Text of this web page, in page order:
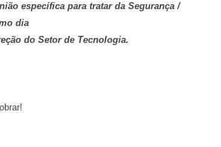
específica para tratar da Segurança /
dia
do Setor de Tecnologia.